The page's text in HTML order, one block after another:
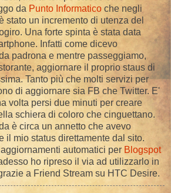
da Punto Informatico che negli
stato un incremento di utenza del
Una forte spinta è stata data
Infatti come dicevo
padrona e mentre passeggiamo,
aggiornare il proprio staus di
Tanto più che molti servizi per
di aggiornare sia FB che Twitter. E'
volta persi due minuti per creare
schiera di coloro che cinguettano.
è circa un annetto che avevo
il mio status direttamente dal sito.
automatici per Blogspot
ho ripreso il via ad utilizzarlo in
a Friend Stream su HTC Desire.